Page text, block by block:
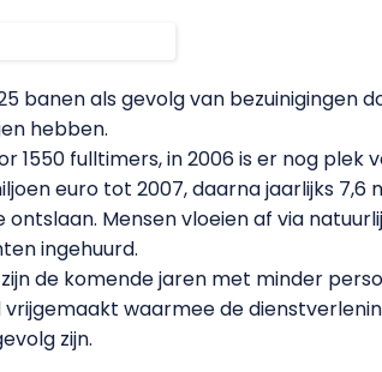
banen als gevolg van bezuinigingen
hebben.
fulltimers, in 2006 is er nog plek
euro tot 2007, daarna jaarlijks 7,6
Mensen vloeien af via
ingehuurd.
de komende jaren met minder
waarmee de
zijn.